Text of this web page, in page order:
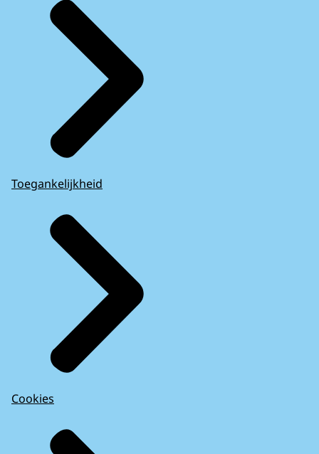
Toegankelijkheid
Cookies